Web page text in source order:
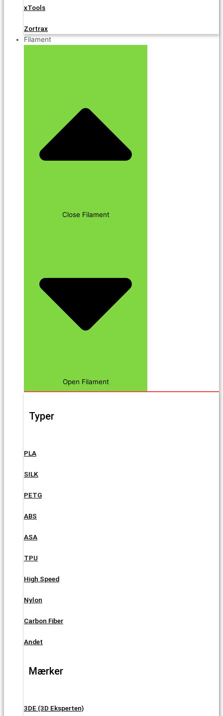
xTools
Zortrax
Filament
Close Filament
Open Filament
Typer
PLA
SILK
PETG
ABS
ASA
TPU
High Speed
Nylon
Carbon Fiber
Andet
Mærker
3DE (3D Eksperten)